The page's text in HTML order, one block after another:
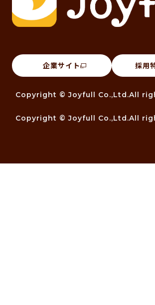
企業サイト 採用
Copyright © Joyfull Co.,Ltd.All
Copyright © Joyfull Co.,Ltd.All